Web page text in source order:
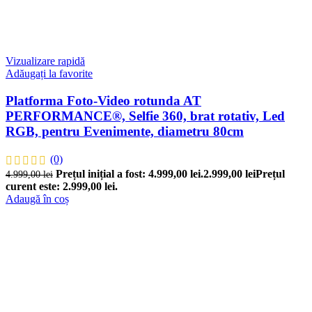
Vizualizare rapidă
Adăugați la favorite
Platforma Foto-Video rotunda AT
PERFORMANCE®, Selfie 360, brat rotativ, Led
RGB, pentru Evenimente, diametru 80cm
(0)
4.999,00lei Prețul inițial a fost: 4.999,00 lei.2.999,00 leiPrețul
curent este: 2.999,00 lei.
Adaugă în coș